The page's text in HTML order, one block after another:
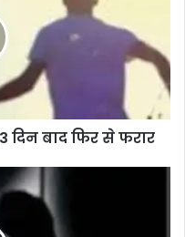
दिन बाद फिर से फरार